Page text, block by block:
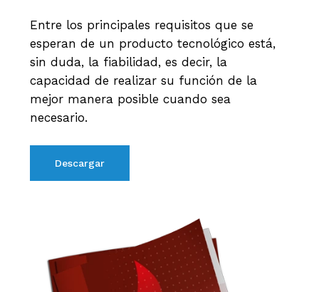
Entre los principales requisitos que se
esperan de un producto tecnológico está,
sin duda, la fiabilidad, es decir, la
capacidad de realizar su función de la
mejor manera posible cuando sea
necesario.
Descargar